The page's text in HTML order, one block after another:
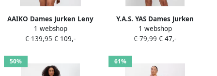
AAIKO Dames Jurken Leny
Tencel Ten 545 Bruin
1 webshop
€ 139,95 € 109,-
Y.A.S. YAS Dames Jurken
Yascaro Ss Wrap Dress Roze
1 webshop
€ 79,99 € 47,-
50% 61%